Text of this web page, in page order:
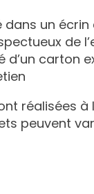
dans un
de
d’un carton
réalisées à
peuvent